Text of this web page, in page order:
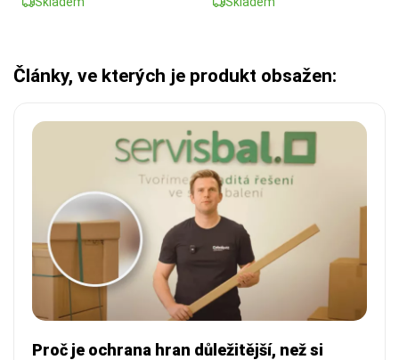
Články, ve kterých je produkt obsažen:
Proč je ochrana hran důležitější, než si